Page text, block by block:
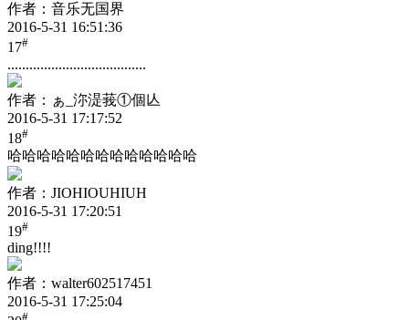
作者：音乐无国界
2016-5-31 16:51:36
17#
......................................
作者：ぁ_沵湜莪①個亾
2016-5-31 17:17:52
18#
哈哈哈哈哈哈哈哈哈哈哈哈哈
作者：JIOHIOUHIUH
2016-5-31 17:20:51
19#
ding!!!!
作者：walter602517451
2016-5-31 17:25:04
#